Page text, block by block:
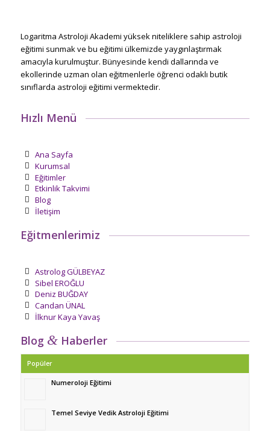
Logaritma Astroloji Akademi yüksek niteliklere sahip astroloji
eğitimi sunmak ve bu eğitimi ülkemizde yaygınlaştırmak
amacıyla kurulmuştur. Bünyesinde kendi dallarında ve
ekollerinde uzman olan eğitmenlerle öğrenci odaklı butik
sınıflarda astroloji eğitimi vermektedir.
Hızlı Menü
Ana Sayfa
Kurumsal
Eğitimler
Etkinlik Takvimi
Blog
İletişim
Eğitmenlerimiz
Astrolog GÜLBEYAZ
Sibel EROĞLU
Deniz BUĞDAY
Candan ÜNAL
İlknur Kaya Yavaş
Blog &Haberler
Popüler
Numeroloji Eğitimi
Temel Seviye Vedik Astroloji Eğitimi